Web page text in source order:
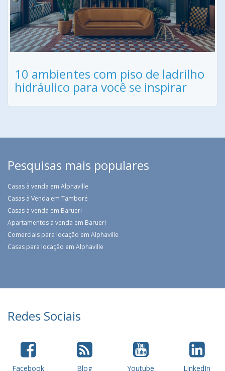
10 ambientes com piso de ladrilho
hidráulico para você se inspirar
Pesquisas mais populares
Casas à venda em Alphaville
Casas à Venda em Tamboré
Casas à venda em Barueri
Apartamentos à venda em Barueri
Comerciais para locação em Alphaville
Casas para locação em Alphaville
Redes Sociais
Facebook Blog Youtube LinkedIn